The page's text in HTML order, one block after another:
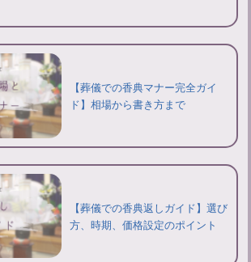
【葬儀での香典マナー完全ガイ
ド】相場から書き方まで
【葬儀での香典返しガイド】選び
方、時期、価格設定のポイント